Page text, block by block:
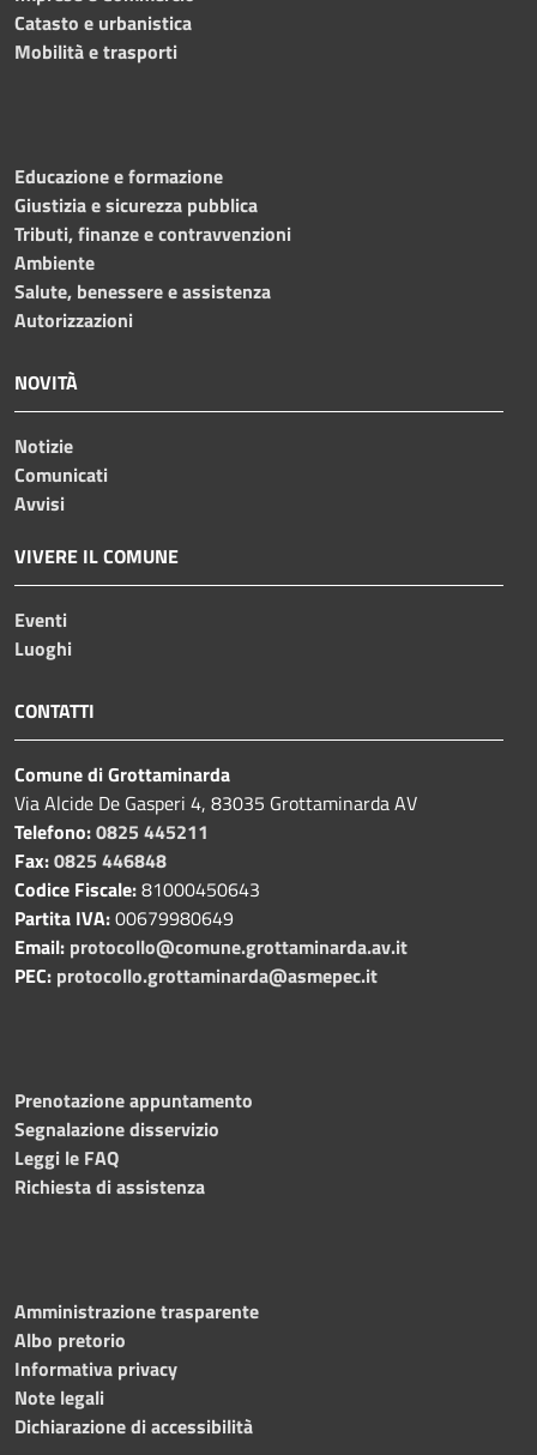
Catasto e urbanistica
Mobilità e trasporti
Educazione e formazione
Giustizia e sicurezza pubblica
Tributi, finanze e contravvenzioni
Ambiente
Salute, benessere e assistenza
Autorizzazioni
NOVITÀ
Notizie
Comunicati
Avvisi
VIVERE IL COMUNE
Eventi
Luoghi
CONTATTI
Comune di Grottaminarda
Via Alcide De Gasperi 4, 83035 Grottaminarda AV
Telefono:0825 445211
Fax:0825 446848
Codice Fiscale:81000450643
Partita IVA:00679980649
Email: protocollo@comune.grottaminarda.av.it
PEC: protocollo.grottaminarda@asmepec.it
Prenotazione appuntamento
Segnalazione disservizio
Leggi le FAQ
Richiesta di assistenza
Amministrazione trasparente
Albo pretorio
Informativa privacy
Note legali
Dichiarazione di accessibilità